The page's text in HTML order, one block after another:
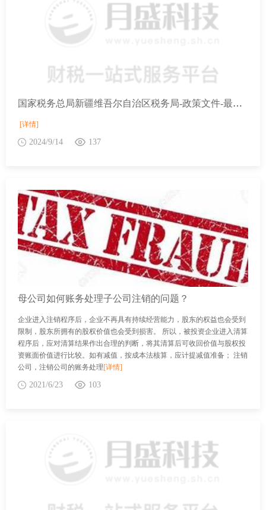
国家税务总局新疆维吾尔自治区税务局-政策文件-最新文件-财政部 税务总局 民政部 体育总局关于彩票兑奖与适用税法有关口径的公告
[详情]
2024/9/14 137
母公司如何账务处理子公司注销的问题？
企业进入注销程序后，企业不再具有持续经营能力，股东的权益也会受到
限制，股东所拥有的股权价值也会受到损害。 所以，被投资企业进入清算
程序后，应对清算结果作出合理的判断，将其清算后可收回价值与股权投
资账面价值进行比较。如有减值，按成本法核算，应计提减值准备； 注销
公司，注销公司的账务处理[详情]
2021/6/23 103